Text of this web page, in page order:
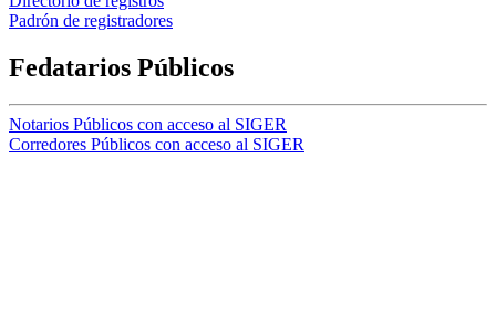
Padrón de registradores
Fedatarios Públicos
Notarios Públicos con acceso al SIGER
Corredores Públicos con acceso al SIGER